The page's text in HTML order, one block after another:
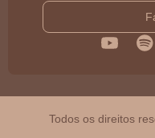
Todos os direitos